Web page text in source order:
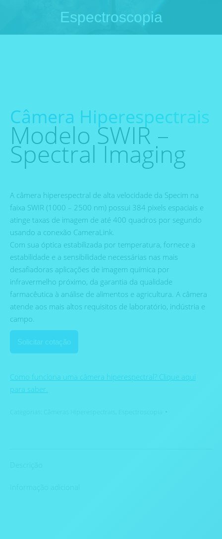
Espectroscopia
Você está aqui:
Câmera Hiperespectrais
Modelo SWIR –
Spectral Imaging
A câmera hiperespectral de alta velocidade da Specim na
faixa SWIR (1000 – 2500 nm) possui 384 pixels espaciais e
atinge taxas de imagem de até 400 quadros por segundo
usando a conexão CameraLink.
Com sua óptica estabilizada por temperatura, fornece a
estabilidade e a sensibilidade necessárias nas mais
desafiadoras aplicações de imagem química por
infravermelho próximo, da garantia da qualidade
farmacêutica à análise de alimentos e agricultura. A câmera
atende aos mais altos requisitos de laboratório, indústria e
campo.
Solicitar cotação
Como funciona uma câmera hiperespectral? Clique aqui
para saber.